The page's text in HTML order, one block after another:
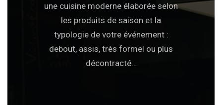
une cuisine moderne élaborée selon
les produits de saison et la
typologie de votre événement :
debout, assis, très formel ou plus
décontracté…